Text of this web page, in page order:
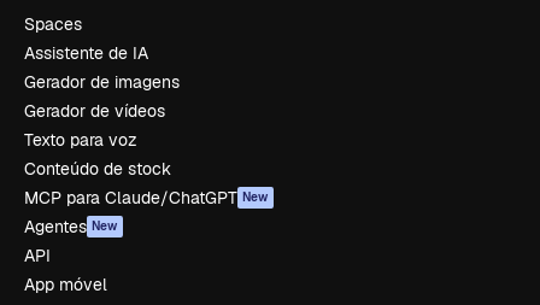
Spaces
Assistente de IA
Gerador de imagens
Gerador de vídeos
Texto para voz
Conteúdo de stock
MCP para Claude/ChatGPT New
Agentes New
API
App móvel